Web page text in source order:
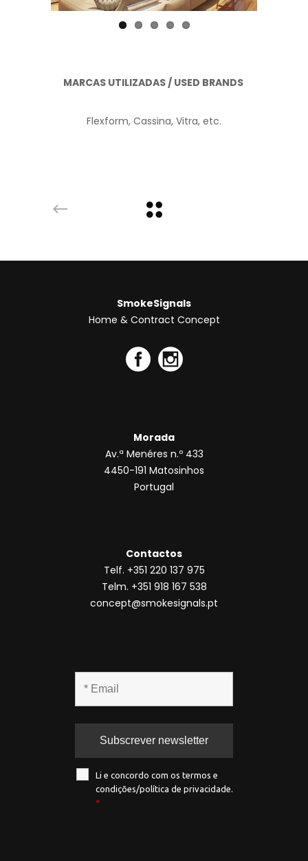
MARCAS UTILIZADAS / USED BRANDS
Flexform, Cassina, Vitra, etc.
SmokeSignals
Home & Contract Concept
Morada
Av.ª Menéres n.º 433
4450-191 Matosinhos
Portugal
Contactos
Telf. +351 220 137 975
Telm. +351 918 167 538
concept@smokesignals.pt
Li e concordo com os termos e
condições/política de privacidade.
*